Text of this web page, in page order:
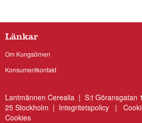
Länkar
Om Kungsörnen
Konsumentkontakt
Lantmännen Cerealia | S:t Göransgatan
25 Stockholm | Integritetspolicy |
Cookies